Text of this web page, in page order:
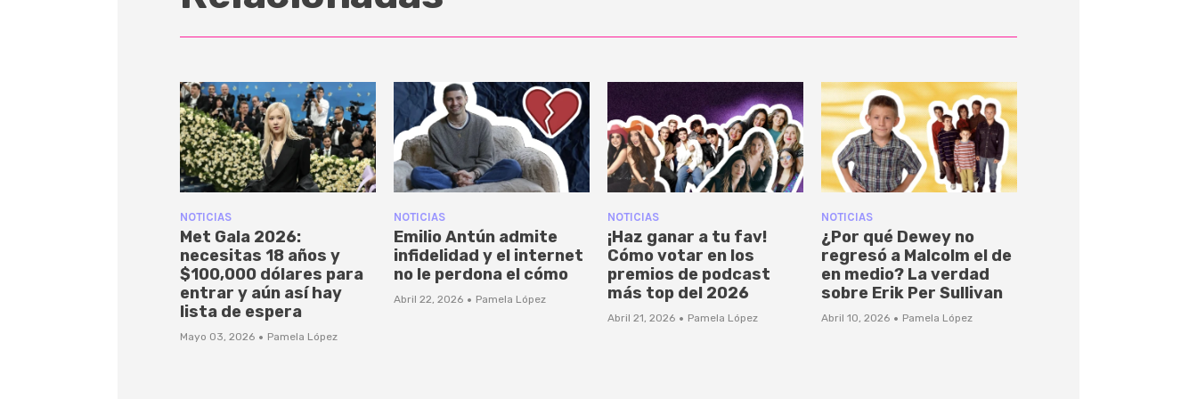
NOTICIAS
Met Gala 2026:
necesitas 18 años y
$100,000 dólares para
entrar y aún así hay
lista de espera
Mayo 03, 2026 · Pamela López
NOTICIAS
Emilio Antún admite
infidelidad y el internet
no le perdona el cómo
Abril 22, 2026 · Pamela López
NOTICIAS
¡Haz ganar a tu fav!
Cómo votar en los
premios de podcast
más top del 2026
Abril 21, 2026 · Pamela López
NOTICIAS
¿Por qué Dewey no
regresó a Malcolm el de
en medio? La verdad
sobre Erik Per Sullivan
Abril 10, 2026 · Pamela López